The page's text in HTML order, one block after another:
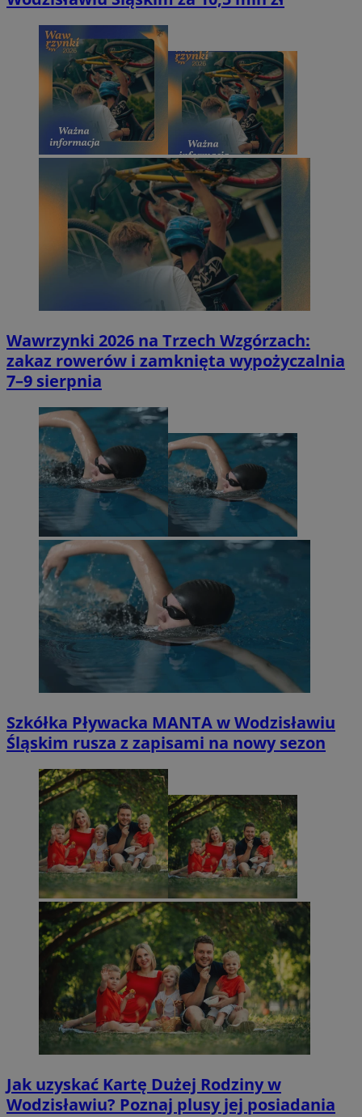
Wawrzynki 2026 na Trzech Wzgórzach:
zakaz rowerów i zamknięta wypożyczalnia
7–9 sierpnia
Szkółka Pływacka MANTA w Wodzisławiu
Śląskim rusza z zapisami na nowy sezon
Jak uzyskać Kartę Dużej Rodziny w
Wodzisławiu? Poznaj plusy jej posiadania